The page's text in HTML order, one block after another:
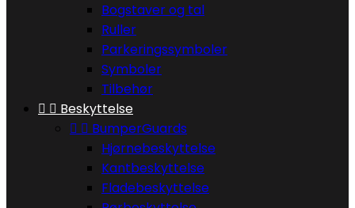
Bogstaver og tal
Ruller
Parkeringssymboler
Symboler
Tilbehør
  Beskyttelse
  BumperGuards
Hjørnebeskyttelse
Kantbeskyttelse
Fladebeskyttelse